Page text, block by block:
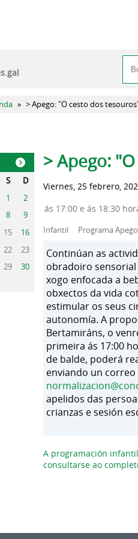
aquí
» > Apego: "O cesto dos
»
S
D
1
2
8
9
15
16
22
23
29
30
Solapas
> Apego:
Viernes, 25 febrero,
ás 17:00 e ás 18:30
Infantil Programa Apego
Continúan as
obradoiro sensorial
xogo enfocada a
obxectos da vida
estimular os seus
autonomía. A
Bertamiráns, o
primeira ás 17:00
de balde, poderá
enviando un correo
apelidos das
crianzas e sesión
A programación
consultarse ao